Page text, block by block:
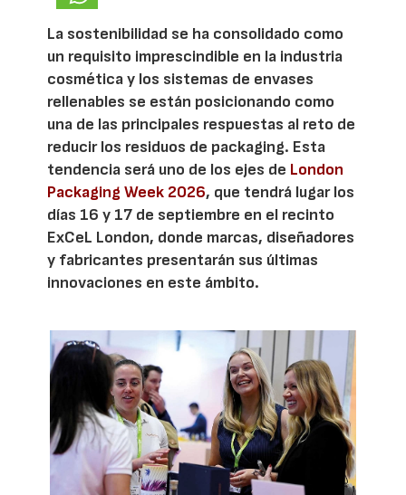
La sostenibilidad se ha consolidado como
un requisito imprescindible en la industria
cosmética y los sistemas de envases
rellenables se están posicionando como
una de las principales respuestas al reto de
reducir los residuos de packaging. Esta
tendencia será uno de los ejes de London
Packaging Week 2026, que tendrá lugar los
días 16 y 17 de septiembre en el recinto
ExCeL London, donde marcas, diseñadores
y fabricantes presentarán sus últimas
innovaciones en este ámbito.